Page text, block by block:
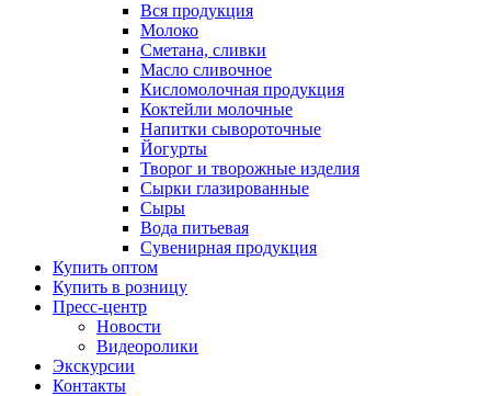
Вся продукция
Молоко
Сметана, сливки
Масло сливочное
Кисломолочная продукция
Коктейли молочные
Напитки сывороточные
Йогурты
Творог и творожные изделия
Сырки глазированные
Сыры
Вода питьевая
Сувенирная продукция
Купить оптом
Купить в розницу
Пресс-центр
Новости
Видеоролики
Экскурсии
Контакты